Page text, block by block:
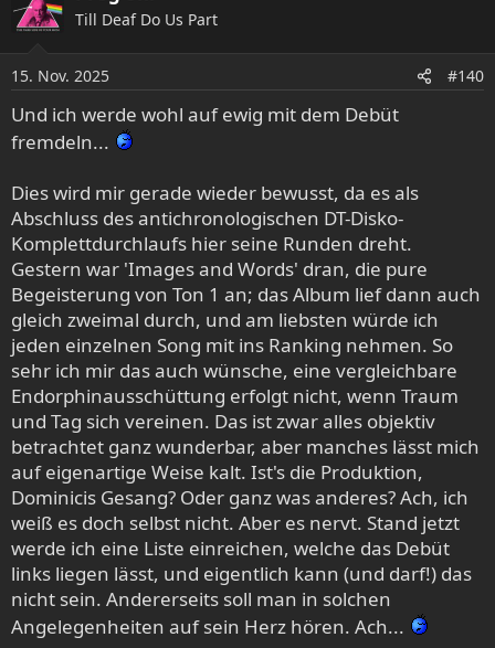
t
n
e
n
:
Till Deaf Do Us Part
15. Nov. 2025 #140
Und ich werde wohl auf ewig mit dem Debüt
fremdeln...
Dies wird mir gerade wieder bewusst, da es als
Abschluss des antichronologischen DT-Disko-
Komplettdurchlaufs hier seine Runden dreht.
Gestern war 'Images and Words' dran, die pure
Begeisterung von Ton 1 an; das Album lief dann auch
gleich zweimal durch, und am liebsten würde ich
jeden einzelnen Song mit ins Ranking nehmen. So
sehr ich mir das auch wünsche, eine vergleichbare
Endorphinausschüttung erfolgt nicht, wenn Traum
und Tag sich vereinen. Das ist zwar alles objektiv
betrachtet ganz wunderbar, aber manches lässt mich
auf eigenartige Weise kalt. Ist's die Produktion,
Dominicis Gesang? Oder ganz was anderes? Ach, ich
weiß es doch selbst nicht. Aber es nervt. Stand jetzt
werde ich eine Liste einreichen, welche das Debüt
links liegen lässt, und eigentlich kann (und darf!) das
nicht sein. Andererseits soll man in solchen
Angelegenheiten auf sein Herz hören. Ach...